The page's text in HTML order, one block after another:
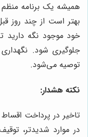
همیشه یک برنامه
بهتر است از چند روز
خود موجود نگه دارید
جلوگیری شود.
توصیه می‌شود.
نکته هشدار:
تاخیر در پرداخت
در موارد شدیدتر،